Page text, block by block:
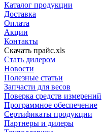
Каталог продукции
Доставка
Оплата
Акции
Контакты
Скачать прайс.xls
Стать дилером
Новости
Полезные статьи
Запчасти для весов
Поверка средств измерений
Программное обеспечение
Сертификаты продукции
Партнеры и дилеры